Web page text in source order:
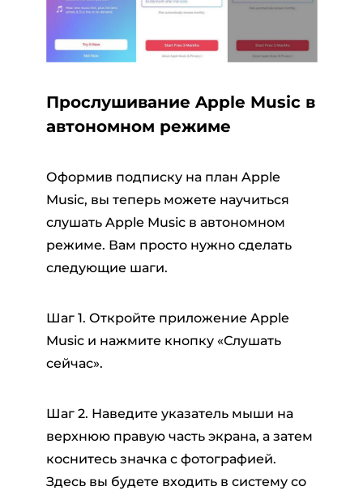
Прослушивание Apple Music в
автономном режиме
Оформив подписку на план Apple
Music, вы теперь можете научиться
слушать Apple Music в автономном
режиме. Вам просто нужно сделать
следующие шаги.
Шаг 1. Откройте приложение Apple
Music и нажмите кнопку «Слушать
сейчас».
Шаг 2. Наведите указатель мыши на
верхнюю правую часть экрана, а затем
коснитесь значка с фотографией.
Здесь вы будете входить в систему со